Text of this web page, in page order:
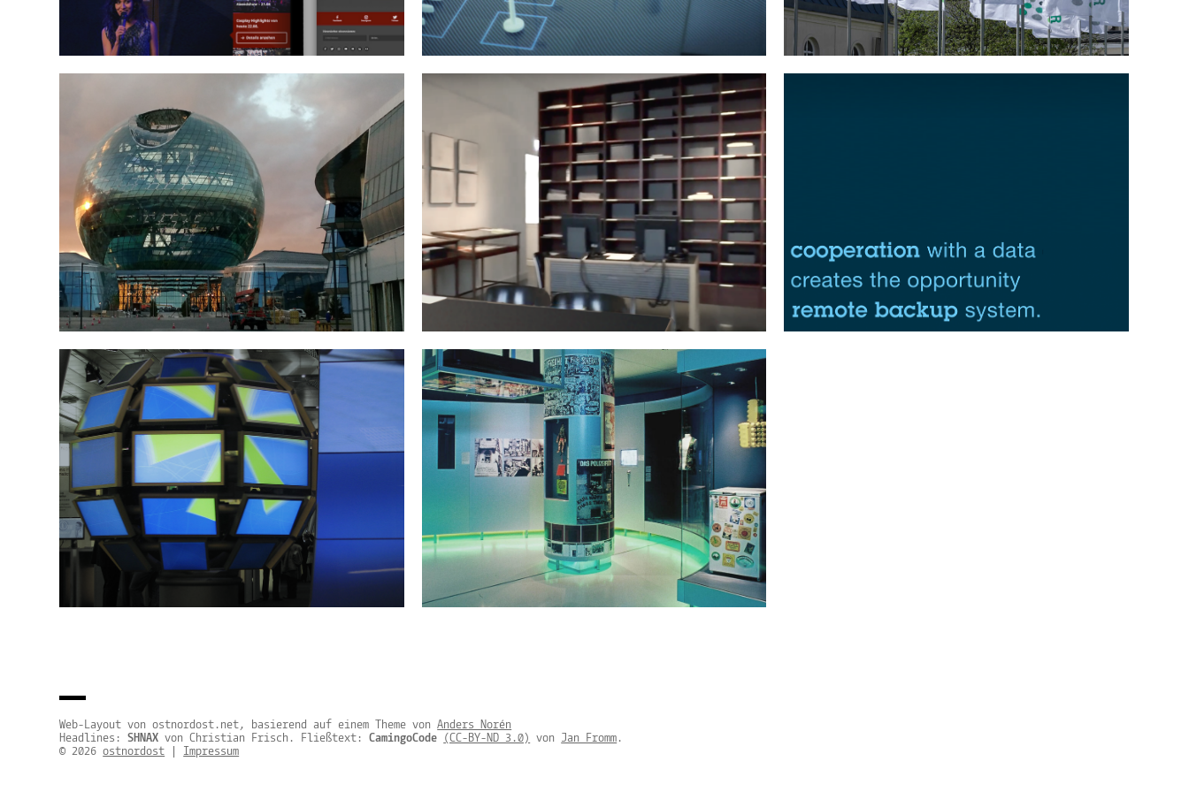
Web-Layout von ostnordost.net, basierend auf einem Theme vonAnders Norén
Headlines:SHNAX von Christian Frisch. Fließtext:CamingoCode (CC-BY-ND 3.0) von Jan Fromm.
© 2026ostnordost | Impressum